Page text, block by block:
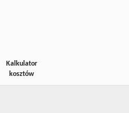
Kalkulator
kosztów